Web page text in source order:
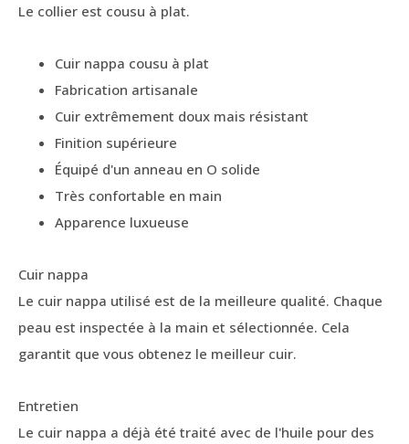
Le collier est cousu à plat.
Cuir nappa cousu à plat
Fabrication artisanale
Cuir extrêmement doux mais résistant
Finition supérieure
Équipé d'un anneau en O solide
Très confortable en main
Apparence luxueuse
Cuir nappa
Le cuir nappa utilisé est de la meilleure qualité. Chaque
peau est inspectée à la main et sélectionnée. Cela
garantit que vous obtenez le meilleur cuir.
Entretien
Le cuir nappa a déjà été traité avec de l'huile pour des